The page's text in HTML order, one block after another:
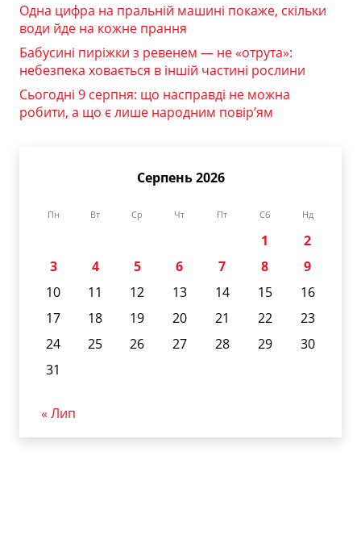
Одна цифра на пральній машині покаже, скільки
води йде на кожне прання
Бабусині пиріжки з ревенем — не «отрута»:
небезпека ховається в іншій частині рослини
Сьогодні 9 серпня: що насправді не можна
робити, а що є лише народним повір’ям
Серпень 2026
Пн Вт Ср Чт Пт Сб Нд
1
2
3
4 5 6 7 8
9
10
11 12 13 14 15
16
17
18 19 20 21 22
23
24
25 26 27 28 29
30
31
« Лип